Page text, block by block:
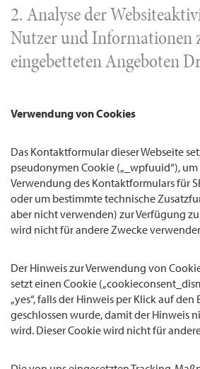
2. Analyse der
Nutzer und Informationen
eingebetteten Angeboten
Verwendung von Cookies
Das Kontaktformular dieser Webseite
pseudonymen Cookie („_wpfuuid“),
Verwendung des Kontaktformulars für
oder um bestimmte technische
aber nicht verwenden) zur Verfügung
wird nicht für andere Zwecke
Der Hinweis zur Verwendung von
setzt einen Cookie
„yes“, falls der Hinweis per Klick auf den
geschlossen wurde, damit der Hinweis
wird. Dieser Cookie wird nicht für